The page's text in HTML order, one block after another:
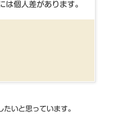
は個人差があります。
たいと思っています。